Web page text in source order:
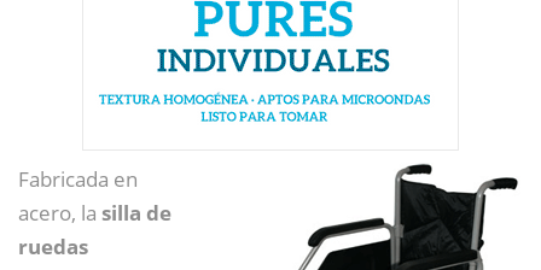
Fabricada en
acero, la silla de
ruedas